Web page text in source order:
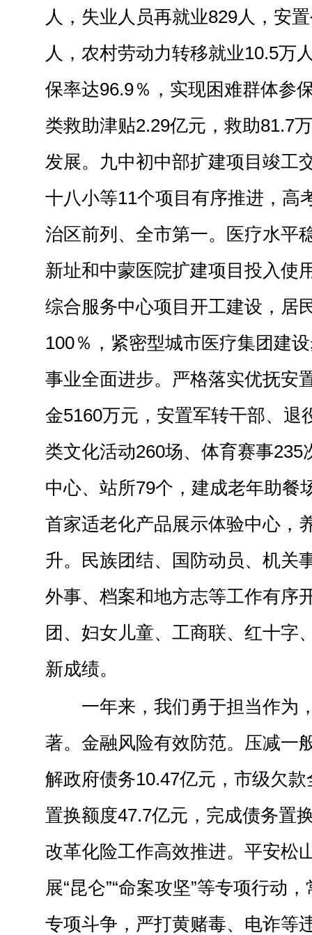
人，失业人员再就业829人，安
人，农村劳动力转移就业10.5万
保率达96.9％，实现困难群体参
类救助津贴2.29亿元，救助81.7
发展。九中初中部扩建项目竣工
十八小等11个项目有序推进，高
治区前列、全市第一。医疗水平
新址和中蒙医院扩建项目投入使
综合服务中心项目开工建设，居
100％，紧密型城市医疗集团建
事业全面进步。严格落实优抚安
金5160万元，安置军转干部、退
类文化活动260场、体育赛事235
中心、站所79个，建成老年助餐
首家适老化产品展示体验中心，
升。民族团结、国防动员、机关
外事、档案和地方志等工作有序
团、妇女儿童、工商联、红十字
新成绩。
一年来，我们勇于担当作为
著。金融风险有效防范。压减一
解政府债务10.47亿元，市级欠
置换额度47.7亿元，完成债务置
改革化险工作高效推进。平安松
展“昆仑”“命案攻坚”等专项行动
专项斗争，严打黄赌毒、电诈等